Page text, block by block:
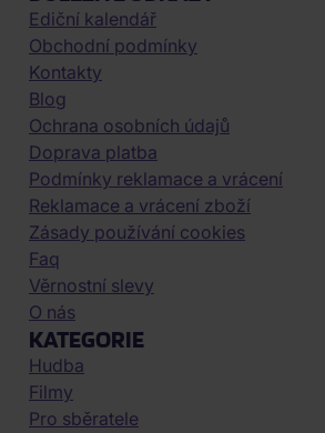
Ediční kalendář
Obchodní podmínky
Kontakty
Blog
Ochrana osobních údajů
Doprava platba
Podmínky reklamace a vrácení
Reklamace a vrácení zboží
Zásady používání cookies
Faq
Věrnostní slevy
O nás
KATEGORIE
Hudba
Filmy
Pro sběratele